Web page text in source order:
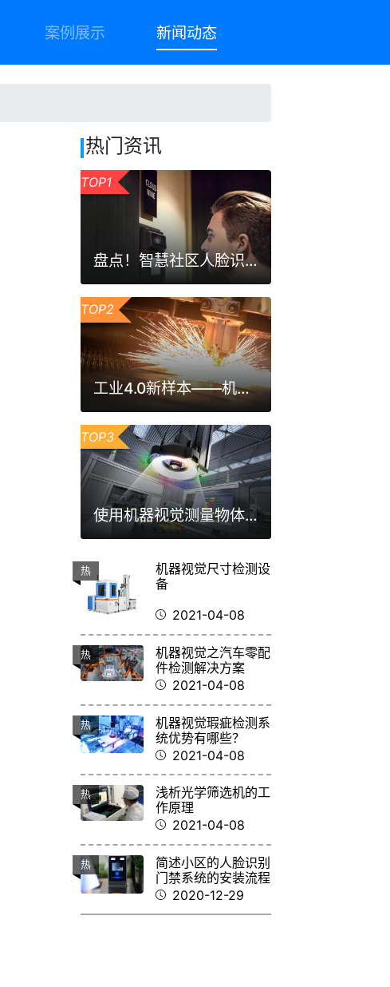
案例展示 新闻动态
热门资讯
TOP1
盘点！智慧社区人脸识别门禁系统的三大优势
TOP2
工业4.0新样本——机器视觉激光焊缝跟踪检测方案
TOP3
使用机器视觉测量物体尺寸，它的原理是什么？
热
机器视觉尺寸检测设
备
2021-04-08
热
机器视觉之汽车零配
件检测解决方案
2021-04-08
热
机器视觉瑕疵检测系
统优势有哪些？
2021-04-08
热
浅析光学筛选机的工
作原理
2021-04-08
热
简述小区的人脸识别
门禁系统的安装流程
2020-12-29